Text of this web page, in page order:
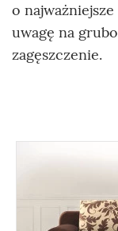
o
uwagę na
zagęszczenie.